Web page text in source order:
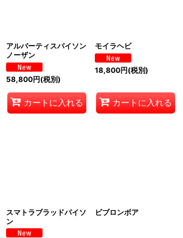
アルバーティスパイソン
ノーザン
58,800円(税別)
カートに入れる
モイラヘビ
18,800円(税別)
カートに入れる
スマトラブラッドパイソ
ン
ビブロンボア